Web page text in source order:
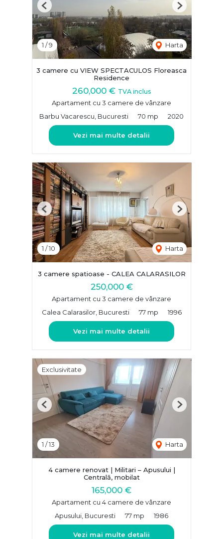
1 /9 Harta
Previous Next
3 camere cu VIEW SPECTACULOS Floreasca
Residence
260,000 € TVA inclus
Apartament cu 3 camere de vânzare
Barbu Vacarescu, Bucuresti
70 mp 2020
Vezi mai multe detalii
1 /10 Harta
Previous Next
3 camere spatioase - CALEA CALARASILOR
250,000 €
Apartament cu 3 camere de vânzare
Calea Calarasilor, Bucuresti
77 mp 1996
Vezi mai multe detalii
Exclusivitate
1 /13 Harta
Previous Next
4 camere renovat | Militari – Apusului |
Centrală, mobilat
165,000 €
Apartament cu 4 camere de vânzare
Apusului, Bucuresti
77 mp 1986
Vezi mai multe detalii